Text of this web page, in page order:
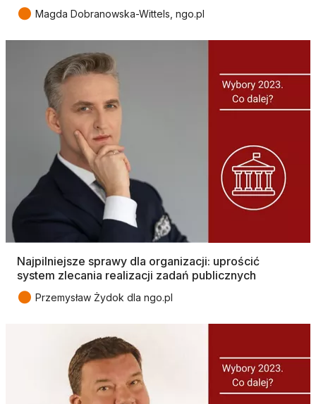
● Magda Dobranowska-Wittels, ngo.pl
Najpilniejsze sprawy dla organizacji: uprościć
system zlecania realizacji zadań publicznych
● Przemysław Żydok dla ngo.pl